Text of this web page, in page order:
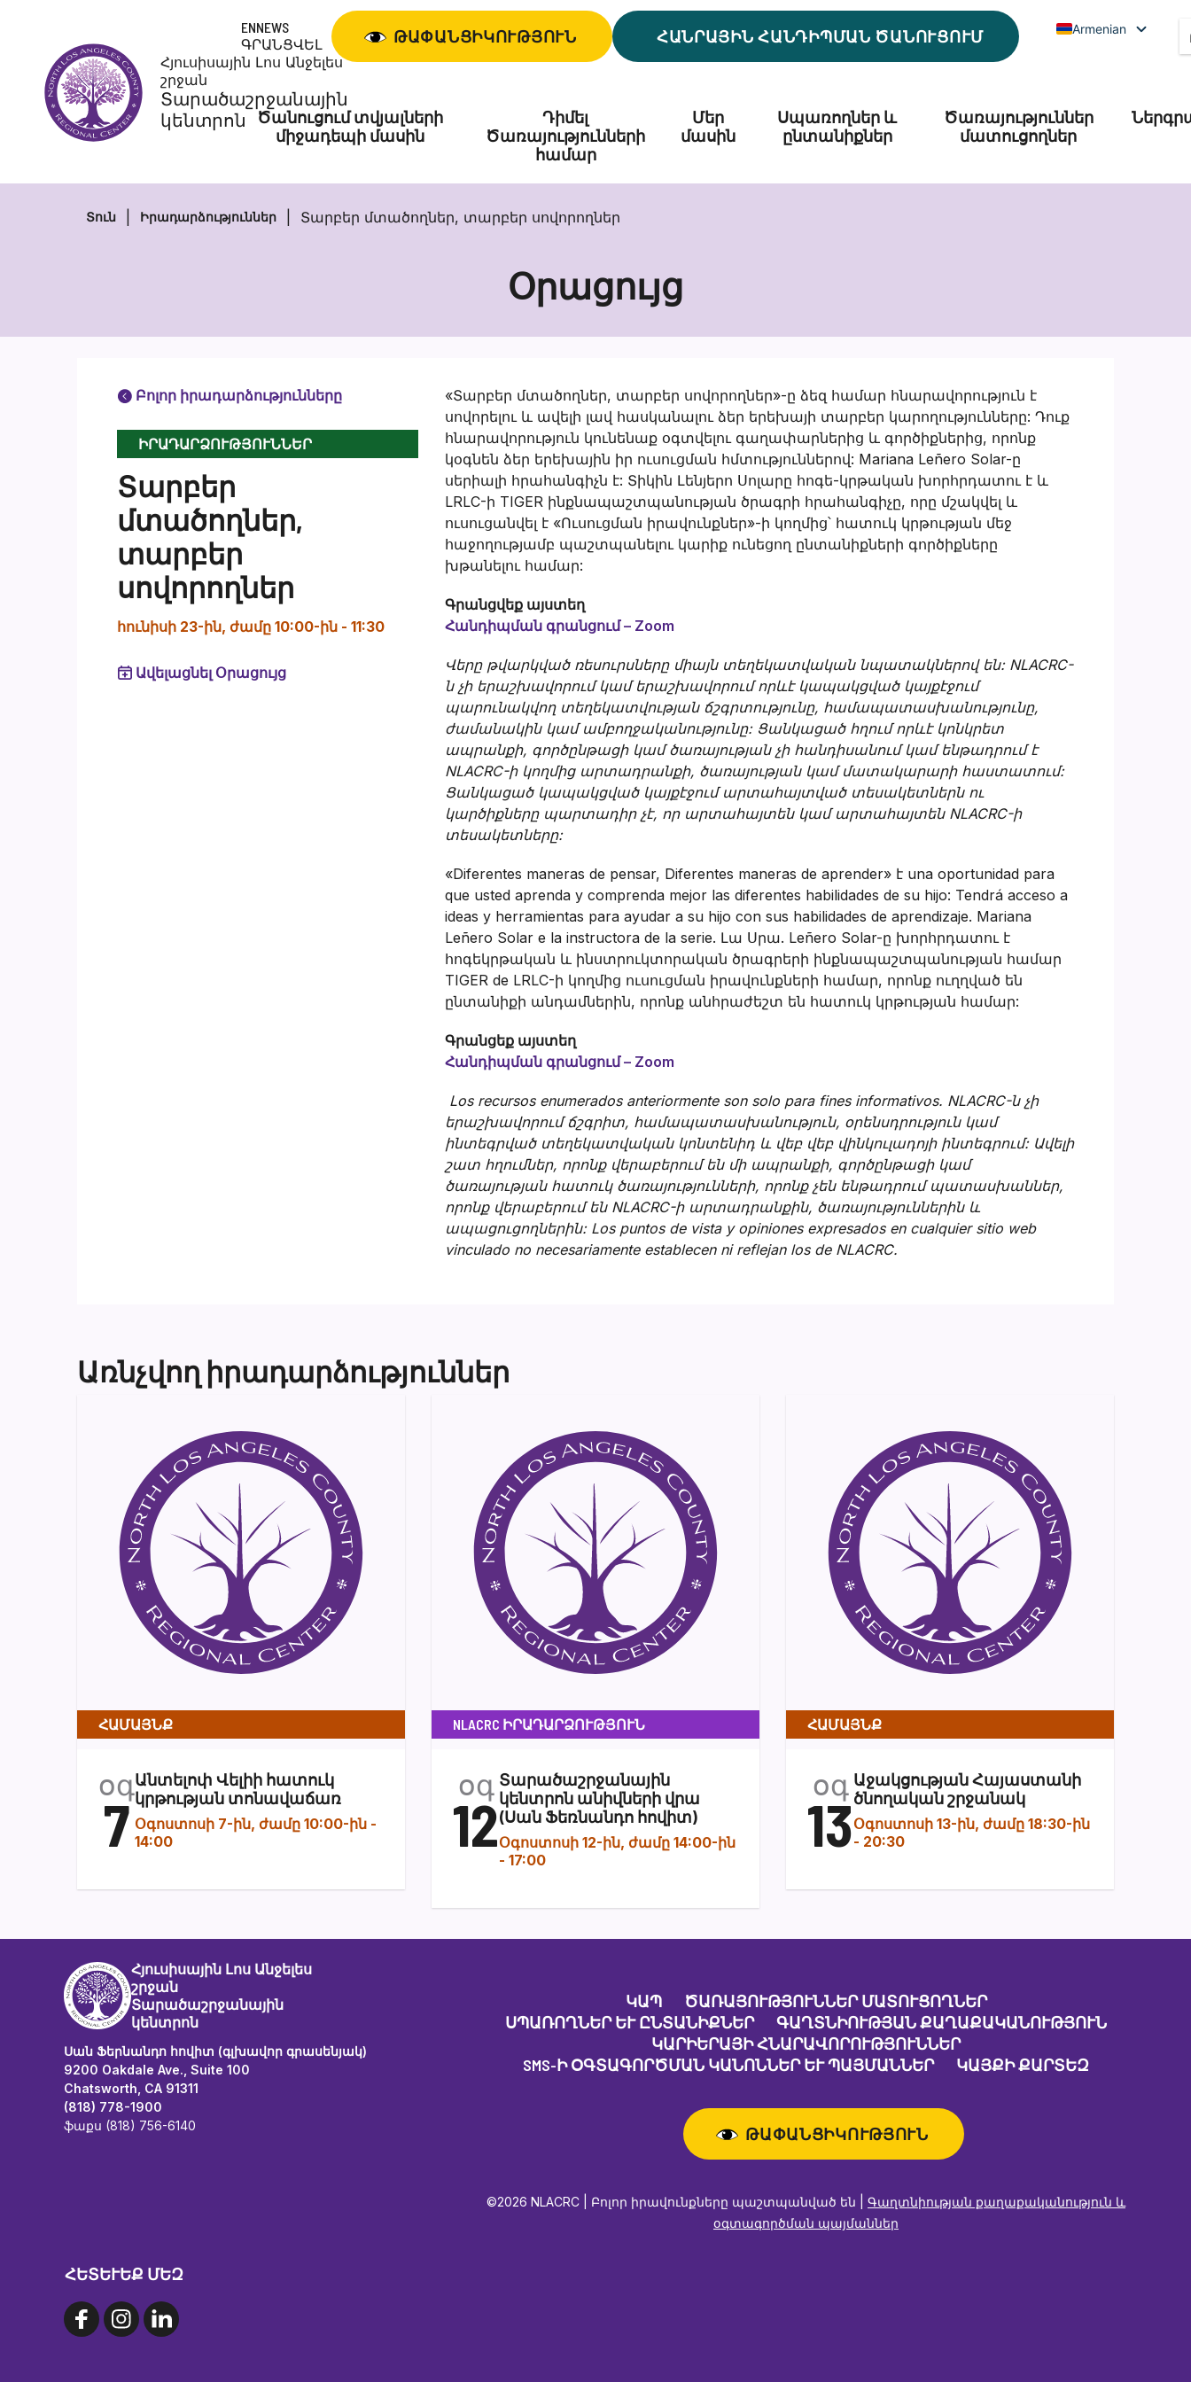
Հյուսիսային Լոս Անջելես
շրջան
Տարածաշրջանային
կենտրոն
ENNEWS
ԳՐԱՆՑՎԵԼ
ԹԱՓԱՆՑԻԿՈՒԹՅՈՒՆ ՀԱՆՐԱՅԻՆ ՀԱՆԴԻՊՄԱՆ ԾԱՆՈՒՑՈՒՄ Armenian
Ծանուցում տվյալների
միջադեպի մասին
Դիմել
Ծառայությունների
համար
Մեր
մասին
Սպառողներ և
ընտանիքներ
Ծառայություններ
մատուցողներ
Տուն Իրադարձություններ Տարբեր մտածողներ, տարբեր սովորողներ
Օրացույց
Բոլոր իրադարձությունները
ԻՐԱԴԱՐՁՈՒԹՅՈՒՆՆԵՐ
Տարբեր
մտածողներ,
տարբեր
սովորողներ
հունիսի 23-ին, ժամը 10:00-ին - 11:30
Ավելացնել Օրացույց
«Տարբեր մտածողներ, տարբեր սովորողներ»-ը ձեզ համար հնարավորություն է
սովորելու և ավելի լավ հասկանալու ձեր երեխայի տարբեր կարողությունները: Դուք
հնարավորություն կունենաք օգտվելու գաղափարներից և գործիքներից, որոնք
կօգնեն ձեր երեխային իր ուսուցման հմտություններով: Mariana Leñero Solar-ը
սերիալի հրահանգիչն է: Տիկին Լենյերո Սոլարը հոգե-կրթական խորհրդատու է և
LRLC-ի TIGER ինքնապաշտպանության ծրագրի հրահանգիչը, որը մշակվել և
ուսուցանվել է «Ուսուցման իրավունքներ»-ի կողմից՝ հատուկ կրթության մեջ
հաջողությամբ պաշտպանելու կարիք ունեցող ընտանիքների գործիքները
խթանելու համար:
Գրանցվեք այստեղ
Հանդիպման գրանցում – Zoom
Վերը թվարկված ռեսուրսները միայն տեղեկատվական նպատակներով են: NLACRC-
ն չի երաշխավորում կամ երաշխավորում որևէ կապակցված կայքէջում
պարունակվող տեղեկատվության ճշգրտությունը, համապատասխանությունը,
ժամանակին կամ ամբողջականությունը: Ցանկացած հղում որևէ կոնկրետ
ապրանքի, գործընթացի կամ ծառայության չի հանդիսանում կամ ենթադրում է
NLACRC-ի կողմից արտադրանքի, ծառայության կամ մատակարարի հաստատում:
Ցանկացած կապակցված կայքէջում արտահայտված տեսակետներն ու
կարծիքները պարտադիր չէ, որ արտահայտեն կամ արտահայտեն NLACRC-ի
տեսակետները:
«Diferentes maneras de pensar, Diferentes maneras de aprender» է una oportunidad para
que usted aprenda y comprenda mejor las diferentes habilidades de su hijo: Tendrá acceso a
ideas y herramientas para ayudar a su hijo con sus habilidades de aprendizaje. Mariana
Leñero Solar e la instructora de la serie. Լա Սրա. Leñero Solar-ը խորհրդատու է
հոգեկրթական և ինստրուկտորական ծրագրերի ինքնապաշտպանության համար
TIGER de LRLC-ի կողմից ուսուցման իրավունքների համար, որոնք ուղղված են
ընտանիքի անդամներին, որոնք անհրաժեշտ են հատուկ կրթության համար:
Գրանցեք այստեղ
Հանդիպման գրանցում – Zoom
Los recursos enumerados anteriormente son solo para fines informativos. NLACRC-ն չի
երաշխավորում ճշգրիտ, համապատասխանություն, օրենսդրություն կամ
ինտեգրված տեղեկատվական կոնտենիդ և վեբ վեբ վինկուլադոյի ինտեգրում: Ավելի
շատ հղումներ, որոնք վերաբերում են մի ապրանքի, գործընթացի կամ
ծառայության հատուկ ծառայությունների, որոնք չեն ենթադրում պատասխաններ,
որոնք վերաբերում են NLACRC-ի արտադրանքին, ծառայություններին և
ապացուցողներին: Los puntos de vista y opiniones expresados en cualquier sitio web
vinculado no necesariamente establecen ni reflejan los de NLACRC.
Առնչվող իրադարձություններ
ՀԱՄԱՅՆՔ
օգ
7
Անտելոփ Վելիի հատուկ
կրթության տոնավաճառ
Օգոստոսի 7-ին, ժամը 10:00-ին -
14:00
NLACRC ԻՐԱԴԱՐՁՈՒԹՅՈՒՆ
օգ
12
Տարածաշրջանային
կենտրոն անիվների վրա
(Սան Ֆեռնանդո հովիտ)
Օգոստոսի 12-ին, ժամը 14:00-ին
- 17:00
ՀԱՄԱՅՆՔ
օգ
13
Աջակցության Հայաստանի
ծնողական շրջանակ
Օգոստոսի 13-ին, ժամը 18:30-ին
- 20:30
Հյուսիսային Լոս Անջելես
շրջան
Տարածաշրջանային
կենտրոն
Սան Ֆերնանդո հովիտ (գլխավոր գրասենյակ)
9200 Oakdale Ave., Suite 100
Chatsworth, CA 91311
(818) 778-1900
ֆաքս (818) 756-6140
ԿԱՊ
ԾԱՌԱՅՈՒԹՅՈՒՆՆԵՐ ՄԱՏՈՒՑՈՂՆԵՐ
ՍՊԱՌՈՂՆԵՐ ԵՒ ԸՆՏԱՆԻՔՆԵՐ
ԳԱՂՏՆԻՈՒԹՅԱՆ ՔԱՂԱՔԱԿԱՆՈՒԹՅՈՒՆ
ԿԱՐԻԵՐԱՅԻ ՀՆԱՐԱՎՈՐՈՒԹՅՈՒՆՆԵՐ
SMS-Ի ՕԳՏԱԳՈՐԾՄԱՆ ԿԱՆՈՆՆԵՐ ԵՒ ՊԱՅՄԱՆՆԵՐ
ԿԱՅՔԻ ՔԱՐՏԵԶ
ԹԱՓԱՆՑԻԿՈՒԹՅՈՒՆ
©2026 NLACRC | Բոլոր իրավունքները պաշտպանված են | Գաղտնիության քաղաքականություն և
օգտագործման պայմաններ
ՀԵՏԵՒԵՔ ՄԵԶ